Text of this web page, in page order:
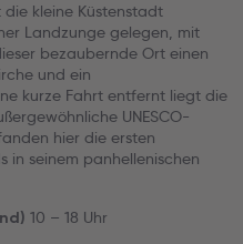
die kleine Küstenstadt
Landzunge gelegen, mit
bezaubernde Ort einen
und ein
kurze Fahrt entfernt liegt die
UNESCO-
hier die ersten
in seinem panhellenischen
10 – 18 Uhr